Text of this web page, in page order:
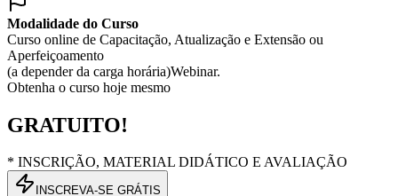
Modalidade do Curso
Curso online de Capacitação, Atualização e Extensão ou
Aperfeiçoamento
(a depender da carga horária)Webinar.
Obtenha o curso hoje mesmo
GRATUITO!
* INSCRIÇÃO, MATERIAL DIDÁTICO E AVALIAÇÃO
INSCREVA-SE GRÁTIS